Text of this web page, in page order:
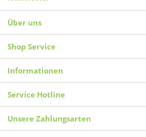
Über uns
Shop Service
Informationen
Service Hotline
Unsere Zahlungsarten